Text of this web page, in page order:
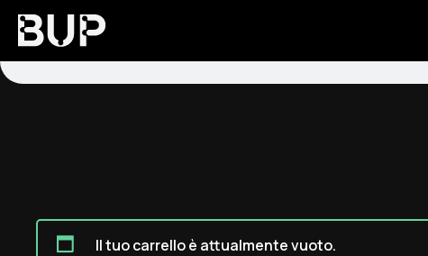
Il tuo carrello è attualmente vuoto.